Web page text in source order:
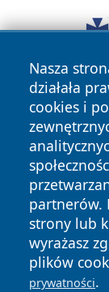
Nasza
działała
cookies i
partnerów.
strony lub
wyrażasz
plików
prywatności.
Copyright ©
News